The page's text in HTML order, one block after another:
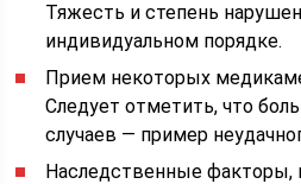
Тяжесть и степень
индивидуальном порядке.
Прием некоторых
Следует отметить, что
случаев — пример
Наследственные факторы,